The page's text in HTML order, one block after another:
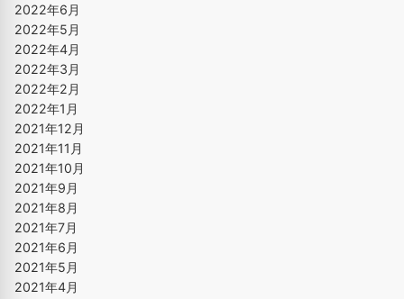
2022年6月
2022年5月
2022年4月
2022年3月
2022年2月
2022年1月
2021年12月
2021年11月
2021年10月
2021年9月
2021年8月
2021年7月
2021年6月
2021年5月
2021年4月